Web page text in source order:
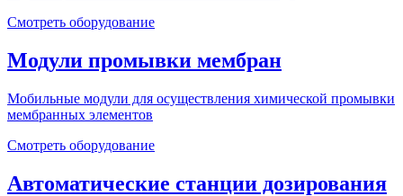
Смотреть оборудование
Модули промывки мембран
Мобильные модули для осуществления химической промывки
мембранных элементов
Смотреть оборудование
Автоматические станции дозирования